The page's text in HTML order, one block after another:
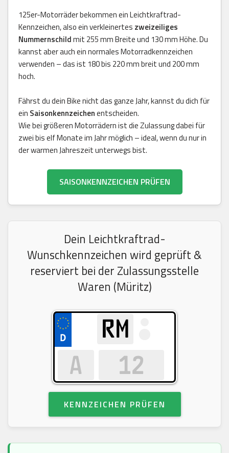
125er-Motorräder bekommen ein Leichtkraftrad-
Kennzeichen, also ein verkleinertes zweizeiliges
Nummernschildmit 255 mm Breite und 130 mm Höhe. Du
kannst aber auch ein normales Motorradkennzeichen
verwenden – das ist 180 bis 220 mm breit und 200 mm
hoch.
Fährst du dein Bike nicht das ganze Jahr, kannst du dich für
ein Saisonkennzeichenentscheiden.
Wie bei größeren Motorrädern ist die Zulassung dabei für
zwei bis elf Monate im Jahr möglich – ideal, wenn du nur in
der warmen Jahreszeit unterwegs bist.
SAISONKENNZEICHEN PRÜFEN
Dein Leichtkraftrad-
Wunschkennzeichen wird geprüft &
reserviert bei der Zulassungsstelle
Waren (Müritz)
KENNZEICHEN PRÜFEN